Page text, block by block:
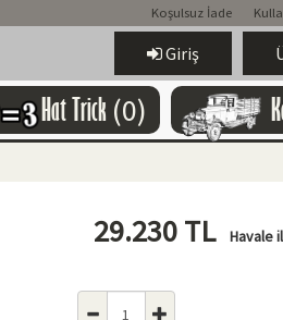
Koşulsuz İade
Giriş
Hat Trick (0)
29.230TL Havale